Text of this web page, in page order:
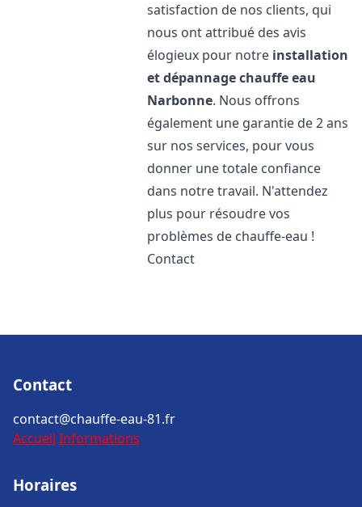
satisfaction de nos clients, qui
nous ont attribué des avis
élogieux pour notre installation
et dépannage chauffe eau
Narbonne. Nous offrons
également une garantie de 2 ans
sur nos services, pour vous
donner une totale confiance
dans notre travail. N'attendez
plus pour résoudre vos
problèmes de chauffe-eau !
Contact
Contact
contact@chauffe-eau-81.fr
Accueil Informations
Horaires